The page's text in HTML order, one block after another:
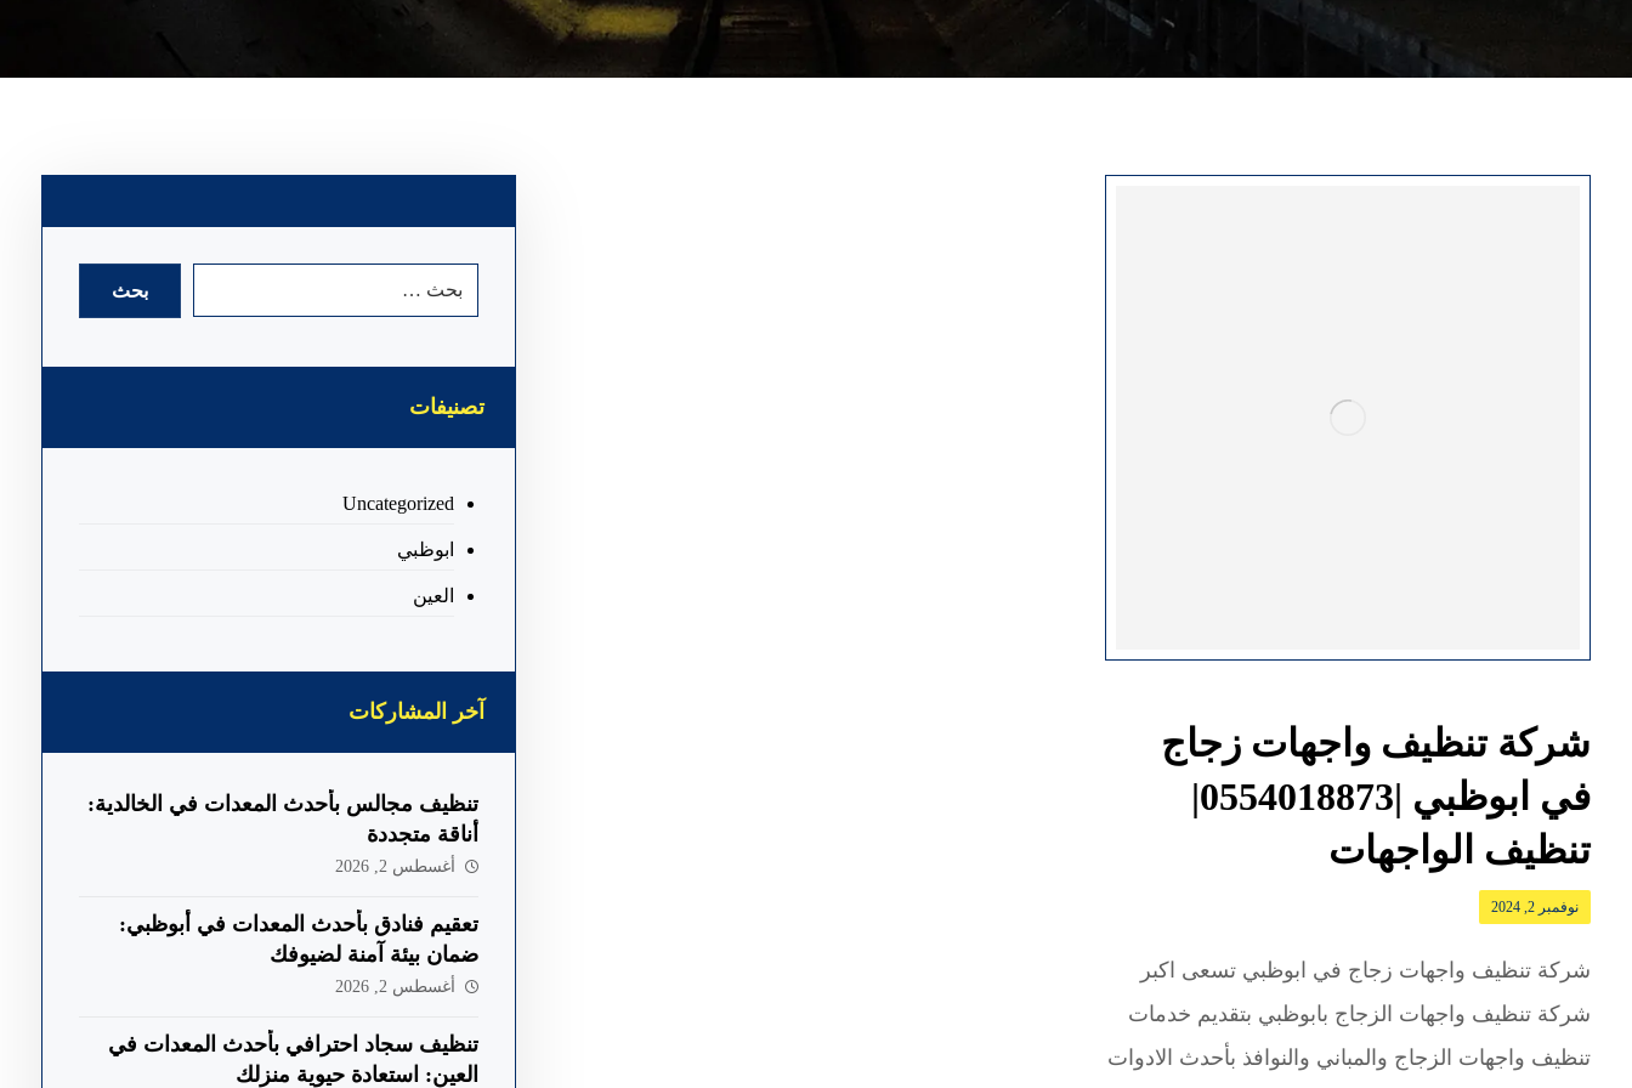
شركة تنظيف واجهات زجاج
في ابوظبي |0554018873|
تنظيف الواجهات
نوفمبر 2, 2024
شركة تنظيف واجهات زجاج في ابوظبي تسعى اكبر
شركة تنظيف واجهات الزجاج بابوظبي بتقديم خدمات
تنظيف واجهات الزجاج والمباني والنوافذ بأحدث الادوات
تصنيفات
Uncategorized
ابوظبي
العين
آخر المشاركات
تنظيف مجالس بأحدث المعدات في الخالدية:
أناقة متجددة
أغسطس 2, 2026
تعقيم فنادق بأحدث المعدات في أبوظبي:
ضمان بيئة آمنة لضيوفك
أغسطس 2, 2026
تنظيف سجاد احترافي بأحدث المعدات في
العين: استعادة حيوية منزلك